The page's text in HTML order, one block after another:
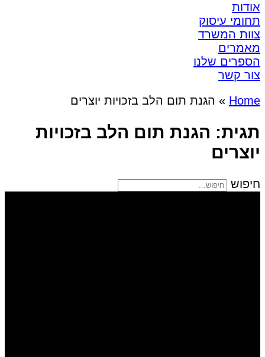
אודות
תחומי עיסוק
צוות המשרד
מאמרים
הספרים שלנו
צור קשר
Home
» הגנת תום הלב בזכויות יוצרים
תגית: הגנת תום הלב בזכויות
יוצרים
חיפוש